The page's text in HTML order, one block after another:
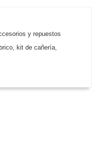
y repuestos
kit de cañería,